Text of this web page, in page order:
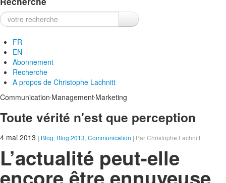
Recherche :
FR
EN
Abonnement
Recherche
A propos de Christophe Lachnitt
Communication Management Marketing
Toute vérité n'est que perception
4 mai 2013 | Blog Blog 2013 Communication | Par Christophe Lachnitt
L’actualité peut-elle